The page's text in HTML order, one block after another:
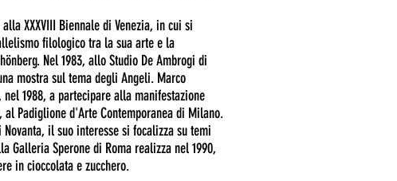
XXXVIII Biennale di Venezia, in cui si
filologico tra la sua arte e la
Nel 1983, allo Studio De Ambrogi di
mostra sul tema degli Angeli. Marco
1988, a partecipare alla manifestazione
al Padiglione d'Arte Contemporanea di Milano.
il suo interesse si focalizza su temi
Galleria Sperone di Roma realizza nel 1990,
in cioccolata e zucchero.